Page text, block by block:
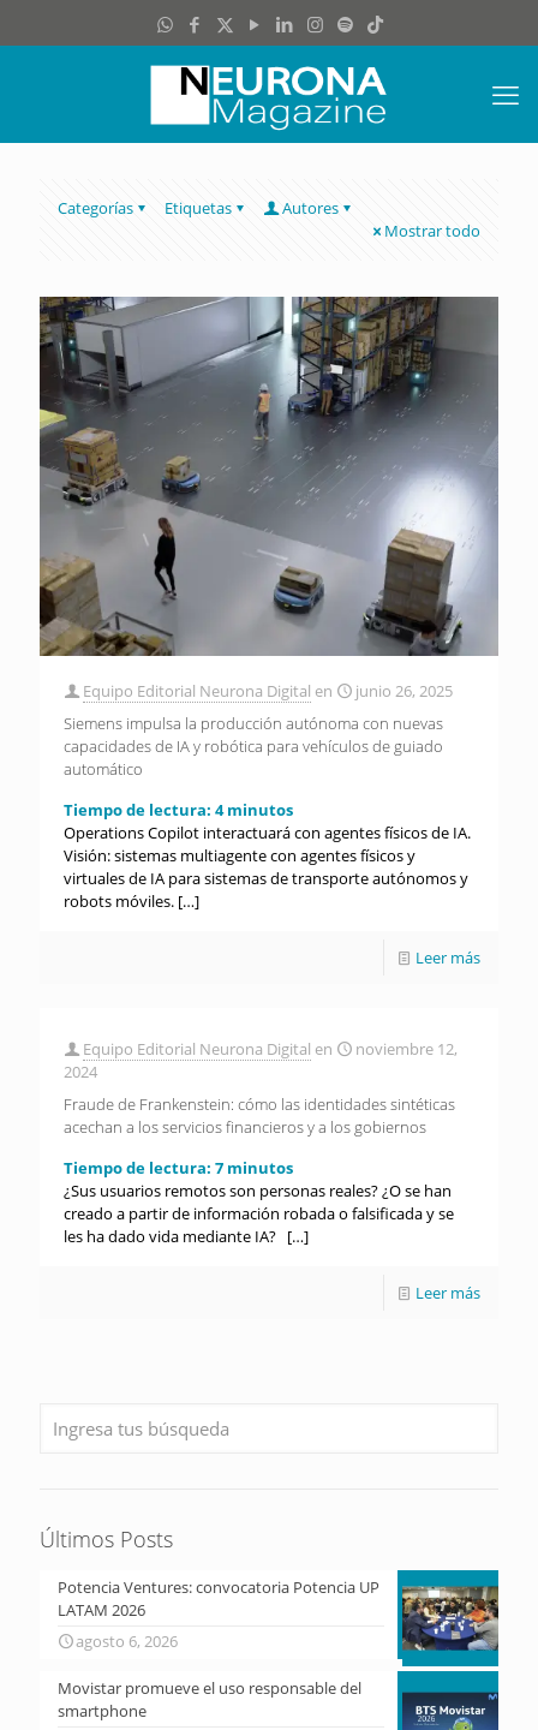
Categorías Etiquetas
Autores
Mostrar todo
Equipo Editorial Neurona Digital en
junio 26, 2025
Siemens impulsa la producción autónoma con nuevas
capacidades de IA y robótica para vehículos de guiado
automático
Tiempo de lectura: 4 minutos
Operations Copilot interactuará con agentes físicos de IA.
Visión: sistemas multiagente con agentes físicos y
virtuales de IA para sistemas de transporte autónomos y
robots móviles. […]
Leer más
Equipo Editorial Neurona Digital en
noviembre 12,
2024
Fraude de Frankenstein: cómo las identidades sintéticas
acechan a los servicios financieros y a los gobiernos
Tiempo de lectura: 7 minutos
¿Sus usuarios remotos son personas reales? ¿O se han
creado a partir de información robada o falsificada y se
les ha dado vida mediante IA? […]
Leer más
Últimos Posts
Potencia Ventures: convocatoria Potencia UP
LATAM 2026
agosto 6, 2026
Movistar promueve el uso responsable del
smartphone